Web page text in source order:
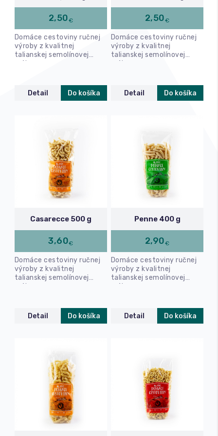
Masáže
2,50€
Domáce cestoviny ručnej
výroby z kvalitnej
talianskej semolínovej
múky.
Detail Do košíka
2,50€
Domáce cestoviny ručnej
výroby z kvalitnej
talianskej semolínovej
múky.
Detail Do košíka
Casarecce 500 g
3,60€
Domáce cestoviny ručnej
výroby z kvalitnej
talianskej semolínovej
múky.
Detail Do košíka
Penne 400 g
2,90€
Domáce cestoviny ručnej
výroby z kvalitnej
talianskej semolínovej
múky.
Detail Do košíka